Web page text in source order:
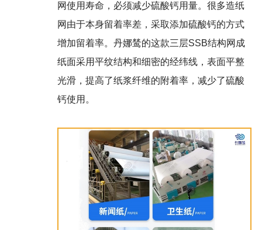
网使用寿命，必须减少硫酸钙用量。很多造纸
网由于本身留着率差，采取添加硫酸钙的方式
增加留着率。丹娜鸶的这款三层SSB结构网成
纸面采用平纹结构和细密的经纬线，表面平整
光滑，提高了纸浆纤维的附着率，减少了硫酸
钙使用。